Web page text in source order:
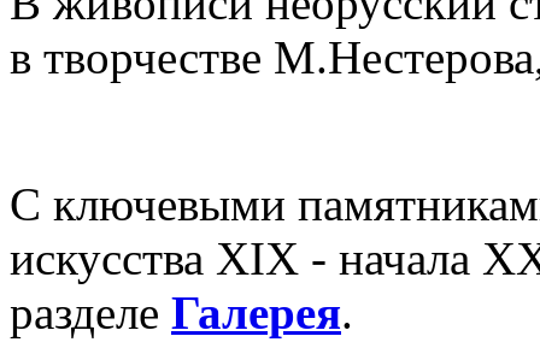
в творчестве
С ключевыми
искусства XIX - начала
разделе Галерея.